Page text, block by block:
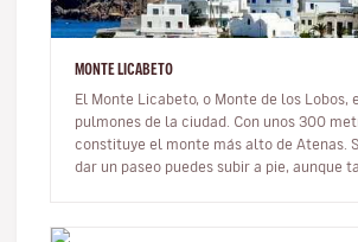
MONTE LICABETO
El Monte Licabeto, o Monte de los Lobos,
pulmones de la ciudad. Con unos 300
constituye el monte más alto de Atenas.
dar un paseo puedes subir a pie, aunque